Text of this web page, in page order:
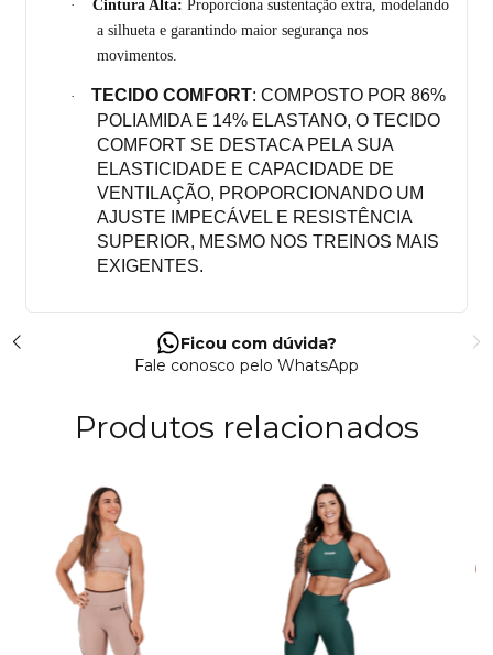
· Cintura Alta: Proporciona sustentação extra, modelando
a silhueta e garantindo maior segurança nos
movimentos.
· TECIDO COMFORT: COMPOSTO POR 86%
POLIAMIDA E 14% ELASTANO, O TECIDO
COMFORT SE DESTACA PELA SUA
ELASTICIDADE E CAPACIDADE DE
VENTILAÇÃO, PROPORCIONANDO UM
AJUSTE IMPECÁVEL E RESISTÊNCIA
SUPERIOR, MESMO NOS TREINOS MAIS
EXIGENTES.
Ficou com dúvida?
Fale conosco pelo WhatsApp
Produtos relacionados